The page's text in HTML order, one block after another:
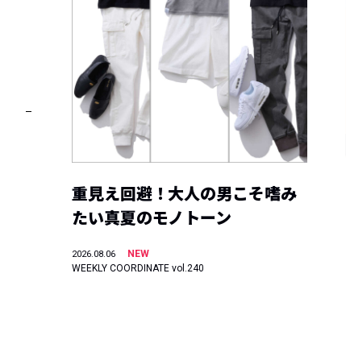
重見え回避！大人の男こそ嗜み
たい真夏のモノトーン
2026.08.06
NEW
WEEKLY COORDINATE vol.240